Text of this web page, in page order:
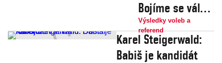
Bojíme se války.
Negativní
kampaň zabírá
v regionech
Výsledky voleb a
referend
Karel Steigerwald:
Babiš je kandidát